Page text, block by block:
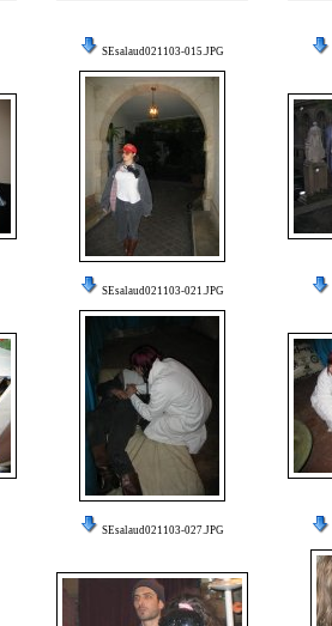
SEsalaud021103-015.JPG
SEsalaud021103-021.JPG
SEsalaud021103-027.JPG